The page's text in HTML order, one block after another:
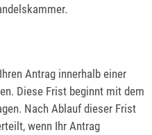
Antrag innerhalb einer
Diese Frist beginnt mit dem
Nach Ablauf dieser Frist
wenn Ihr Antrag